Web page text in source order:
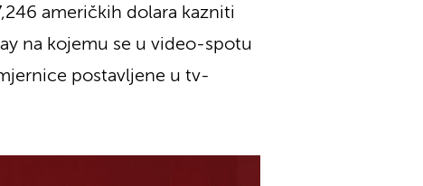
američkih dolara kazniti
na kojemu se u video-spotu
postavljene u tv-